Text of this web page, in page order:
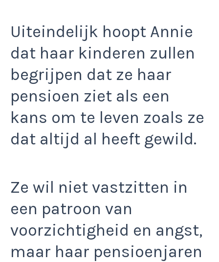
Uiteindelijk hoopt Annie
dat haar kinderen zullen
begrijpen dat ze haar
pensioen ziet als een
kans om te leven zoals ze
dat altijd al heeft gewild.
Ze wil niet vastzitten in
een patroon van
voorzichtigheid en angst,
maar haar pensioenjaren